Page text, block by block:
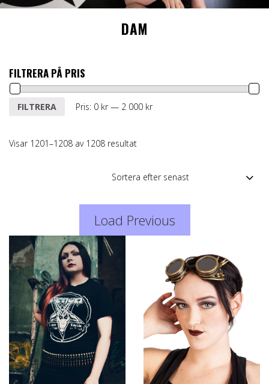
DAM
FILTRERA PÅ PRIS
Min
MaxFILTRERA Pris: 0 kr— 2 000 kr
Visar 1201–1208 av 1208 resultatSortera
Load Previous